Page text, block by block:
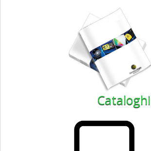
Cataloghi